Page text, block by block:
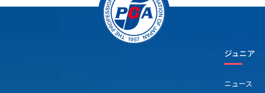
ジュニア
ニュース